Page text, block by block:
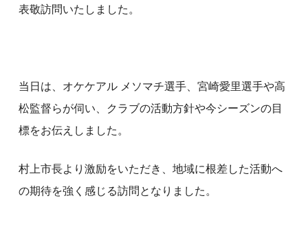
表敬訪問いたしました。
当日は、オケケアル メソマチ選手、宮崎愛里選手や高
松監督らが伺い、クラブの活動方針や今シーズンの目
標をお伝えしました。
村上市長より激励をいただき、地域に根差した活動へ
の期待を強く感じる訪問となりました。